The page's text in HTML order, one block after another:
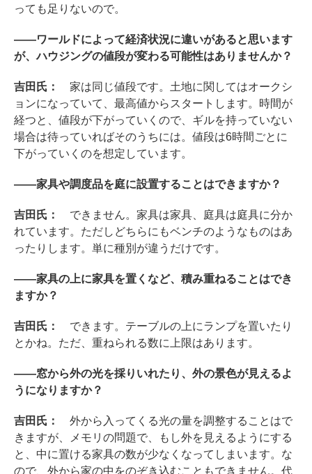
っても足りないので。
――ワールドによって経済状況に違いがあると思います
が、ハウジングの値段が変わる可能性はありませんか？
吉田氏： 家は同じ値段です。土地に関してはオークシ
ョンになっていて、最高値からスタートします。時間が
経つと、値段が下がっていくので、ギルを持っていない
場合は待っていればそのうちには。値段は6時間ごとに
下がっていくのを想定しています。
――家具や調度品を庭に設置することはできますか？
吉田氏： できません。家具は家具、庭具は庭具に分か
れています。ただしどちらにもベンチのようなものはあ
ったりします。単に種別が違うだけです。
――家具の上に家具を置くなど、積み重ねることはでき
ますか？
吉田氏： できます。テーブルの上にランプを置いたり
とかね。ただ、重ねられる数に上限はあります。
――窓から外の光を採りいれたり、外の景色が見えるよ
うになりますか？
吉田氏： 外から入ってくる光の量を調整することはで
きますが、メモリの問題で、もし外を見えるようにする
と、中に置ける家具の数が少なくなってしまいます。な
ので、外から家の中をのぞき込むこともできません。代